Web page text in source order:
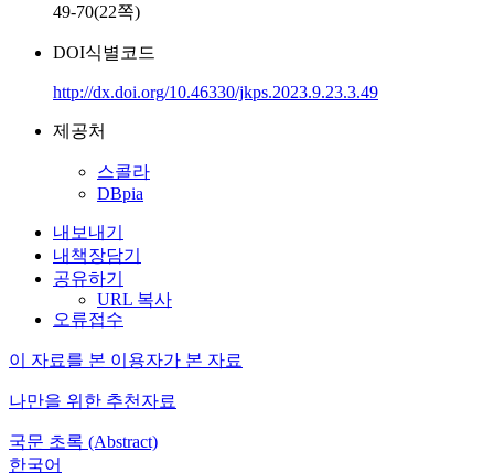
49-70(22쪽)
DOI식별코드
http://dx.doi.org/10.46330/jkps.2023.9.23.3.49
제공처
스콜라
DBpia
내보내기
내책장담기
공유하기
URL 복사
오류접수
이 자료를 본 이용자가 본 자료
나만을 위한 추천자료
국문 초록 (Abstract)
한국어